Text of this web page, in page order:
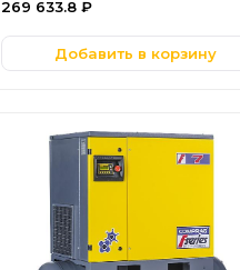
269 633.8 ₽
Добавить в корзину